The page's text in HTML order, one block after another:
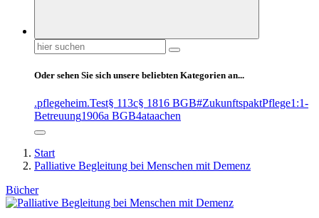
Suchen
nach:
Oder sehen Sie sich unsere beliebten Kategorien an...
.pflegeheim.Test§ 113c§ 1816 BGB#ZukunftspaktPflege1:1-
Betreuung1906a BGB4ataachen
Start
Palliative Begleitung bei Menschen mit Demenz
Bücher